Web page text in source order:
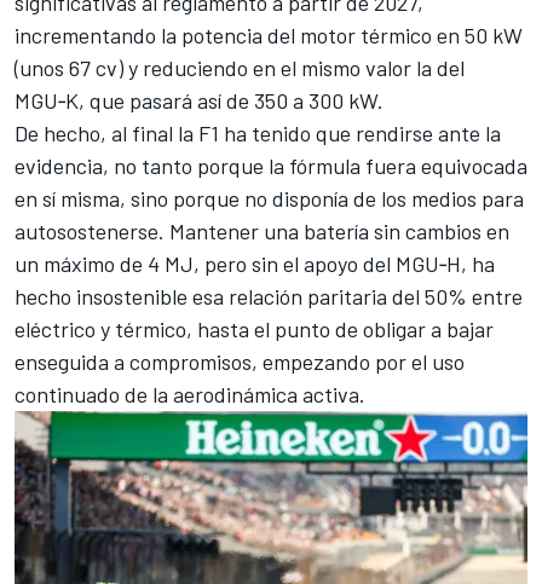
incrementando la potencia del motor térmico en 50 kW
(unos 67 cv) y reduciendo en el mismo valor la del
MGU‑K, que pasará así de 350 a 300 kW.
De hecho, al final la F1 ha tenido que rendirse ante la
evidencia, no tanto porque la fórmula fuera equivocada
en sí misma, sino porque no disponía de los medios para
autosostenerse. Mantener una batería sin cambios en
un máximo de 4 MJ, pero sin el apoyo del MGU‑H, ha
hecho insostenible esa relación paritaria del 50% entre
eléctrico y térmico, hasta el punto de obligar a bajar
enseguida a compromisos, empezando por el uso
continuado de la aerodinámica activa.